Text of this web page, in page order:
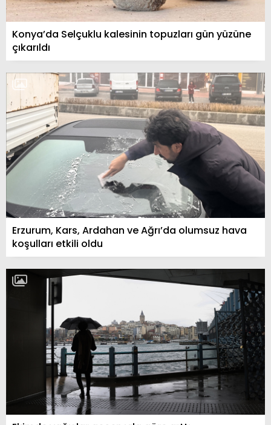
Konya’da Selçuklu kalesinin topuzları gün yüzüne
çıkarıldı
Erzurum, Kars, Ardahan ve Ağrı’da olumsuz hava
koşulları etkili oldu